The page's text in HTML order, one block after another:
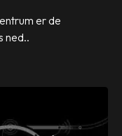
er de
ned..